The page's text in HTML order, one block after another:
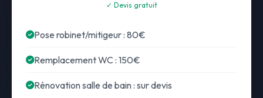
✓ Devis gratuit
Pose robinet/mitigeur : 80€
Remplacement WC : 150€
Rénovation salle de bain : sur devis